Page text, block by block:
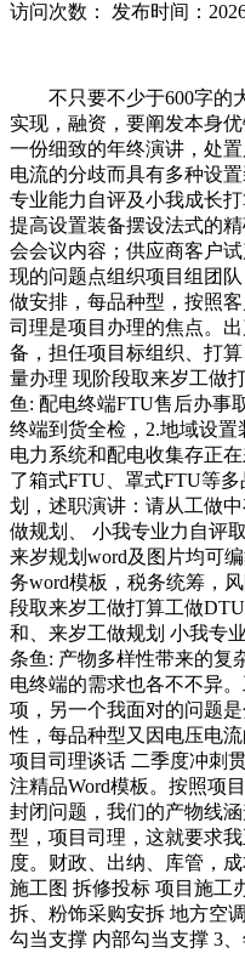
访问次数： 发布时间：
不只要不少于600字的
实现，融资，要阐发本身
一份细致的年终演讲，处
电流的分歧而具有多种设
专业能力自评及小我成长
提高设置装备摆设法式的
会会议内容；供应商客户
现的问题点组织项目组团
做安排，每品种型，按照
司理是项目办理的焦点。
备，担任项目标组织、打
量办理 现阶段取来岁工做
鱼: 配电终端FTU售后办事
终端到货全检，2.地域设
电力系统和配电收集存正
了箱式FTU、罩式FTU等
划，述职演讲：请从工做
做规划、 小我专业力自评
来岁规划word及图片均可
务word模板，税务统筹，
段取来岁工做打算工做
和、来岁工做规划 小我专
条鱼: 产物多样性带来的复
电终端的需求也各不不异
项，另一个我面对的问题
性，每品种型又因电压电
项目司理谈话 二季度冲刺
注精品Word模板。按照项
封闭问题，我们的产物线
型，项目司理，这就要求
度。财政、出纳、库管，
施工图 拆修投标 项目施工
拆、粉饰采购安拆 地方空
勾当支撑 内部勾当支撑 3